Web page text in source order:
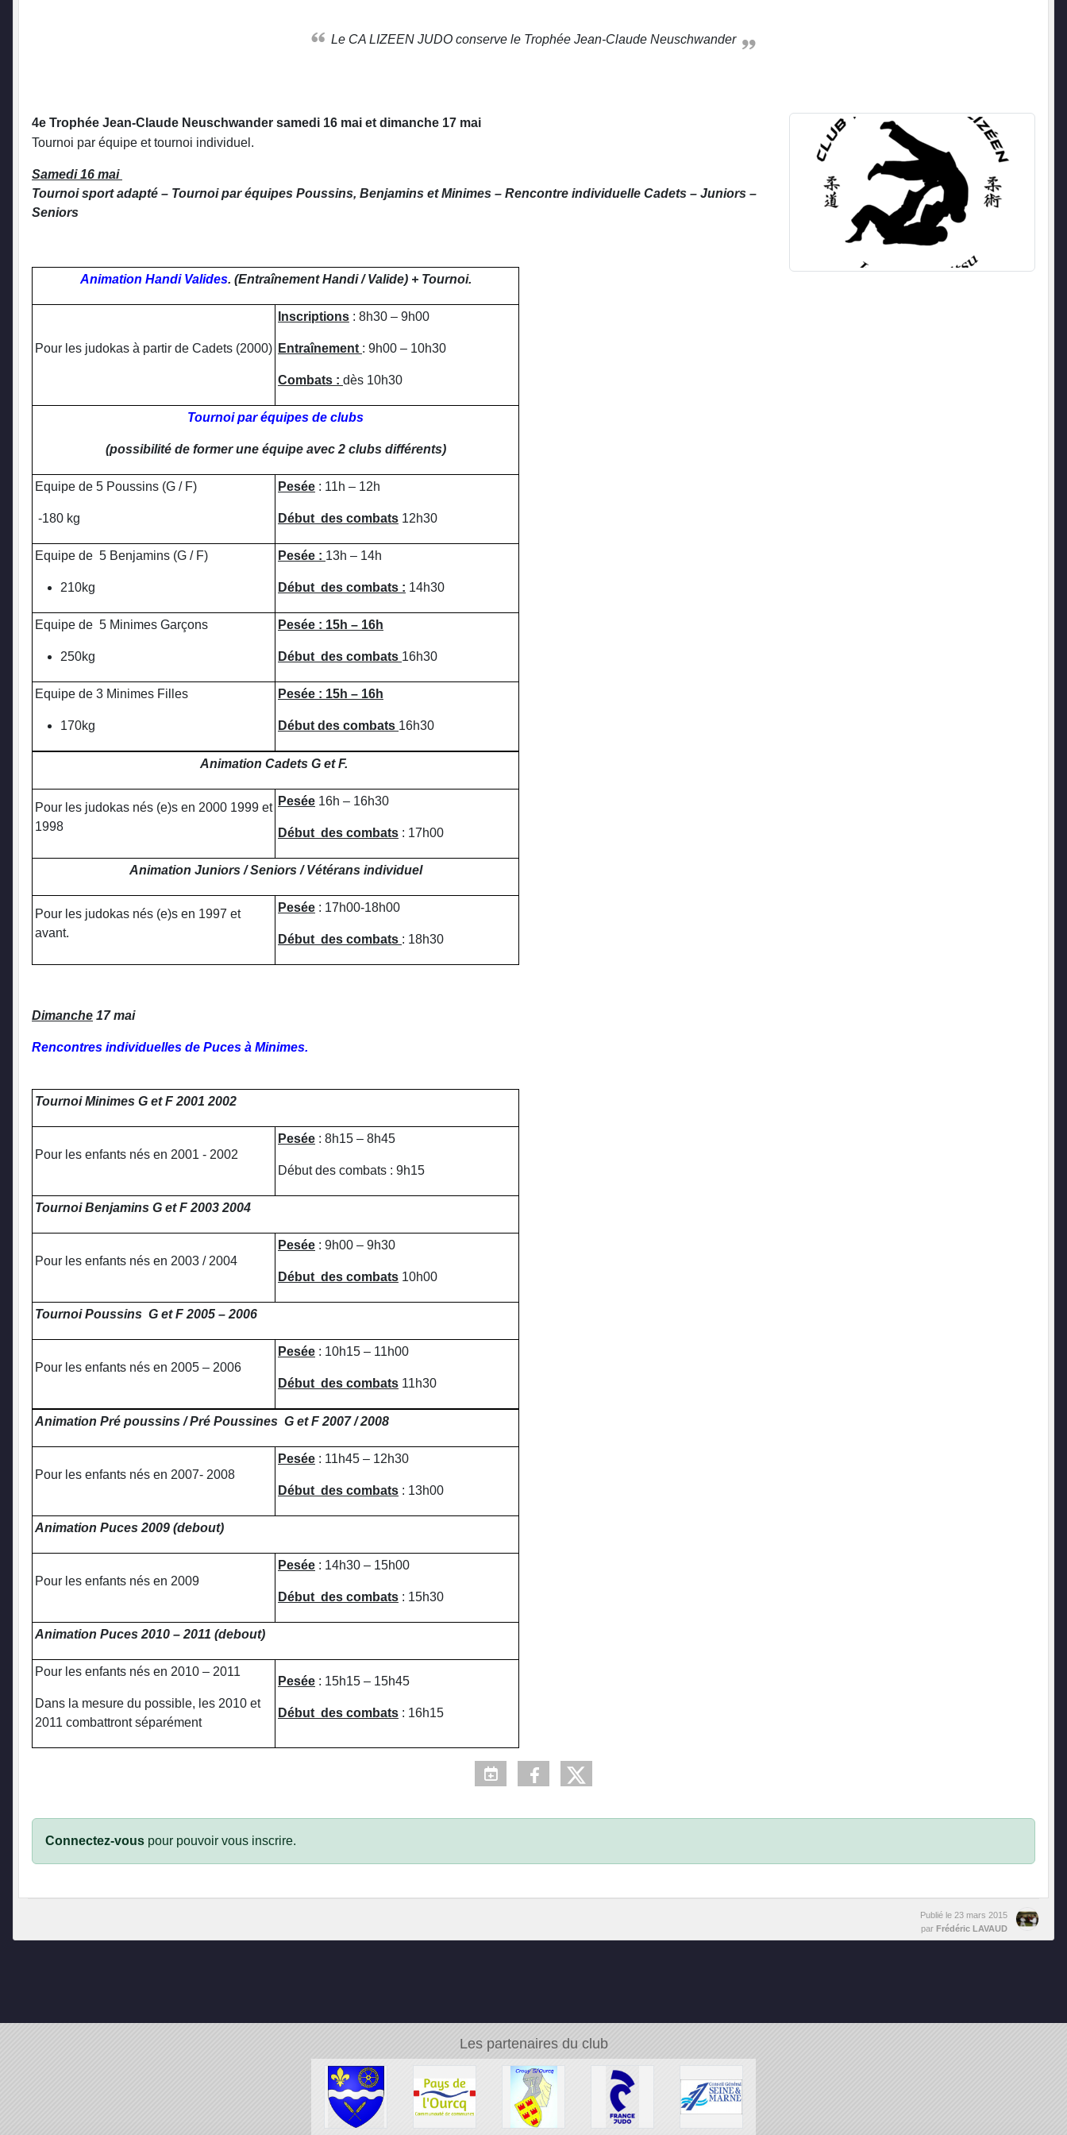
Le CA LIZEEN JUDO conserve le Trophée Jean-Claude Neuschwander
4e Trophée Jean-Claude Neuschwander samedi 16 mai et dimanche 17 mai
Tournoi par équipe et tournoi individuel.
Samedi 16 mai
Tournoi sport adapté – Tournoi par équipes Poussins, Benjamins et Minimes – Rencontre individuelle Cadets – Juniors –
Seniors
Animation Handi Valides. (Entraînement Handi / Valide) + Tournoi.
Pour les judokas à partir de Cadets (2000)
Inscriptions : 8h30 – 9h00
Entraînement : 9h00 – 10h30
Combats : dès 10h30
Tournoi par équipes de clubs
(possibilité de former une équipe avec 2 clubs différents)
Equipe de 5 Poussins (G / F)
-180 kg
Pesée : 11h – 12h
Début des combats 12h30
Equipe de 5 Benjamins (G / F)
210kg
Pesée : 13h – 14h
Début des combats : 14h30
Equipe de 5 Minimes Garçons
250kg
Pesée : 15h – 16h
Début des combats 16h30
Equipe de 3 Minimes Filles
170kg
Pesée : 15h – 16h
Début des combats 16h30
Animation Cadets G et F.
Pour les judokas nés (e)s en 2000 1999 et
1998
Pesée 16h – 16h30
Début des combats : 17h00
Animation Juniors / Seniors / Vétérans individuel
Pour les judokas nés (e)s en 1997 et
avant.
Pesée : 17h00-18h00
Début des combats : 18h30
Dimanche 17 mai
Rencontres individuelles de Puces à Minimes.
Tournoi Minimes G et F 2001 2002
Pour les enfants nés en 2001 - 2002
Pesée : 8h15 – 8h45
Début des combats : 9h15
Tournoi Benjamins G et F 2003 2004
Pour les enfants nés en 2003 / 2004
Pesée : 9h00 – 9h30
Début des combats 10h00
Tournoi Poussins G et F 2005 – 2006
Pour les enfants nés en 2005 – 2006
Pesée : 10h15 – 11h00
Début des combats 11h30
Animation Pré poussins / Pré Poussines G et F 2007 / 2008
Pour les enfants nés en 2007- 2008
Pesée : 11h45 – 12h30
Début des combats : 13h00
Animation Puces 2009 (debout)
Pour les enfants nés en 2009
Pesée : 14h30 – 15h00
Début des combats : 15h30
Animation Puces 2010 – 2011 (debout)
Pour les enfants nés en 2010 – 2011
Dans la mesure du possible, les 2010 et
2011 combattront séparément
Pesée : 15h15 – 15h45
Début des combats : 16h15
Connectez-vous pour pouvoir vous inscrire.
Publié le 23 mars 2015
par Frédéric LAVAUD
Les partenaires du club